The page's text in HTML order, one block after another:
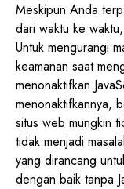
Meskipun Anda
dari waktu ke
Untuk mengurangi
keamanan saat
menonaktifkan
menonaktifkannya,
situs web mungkin
tidak menjadi
yang dirancang
dengan baik tanpa